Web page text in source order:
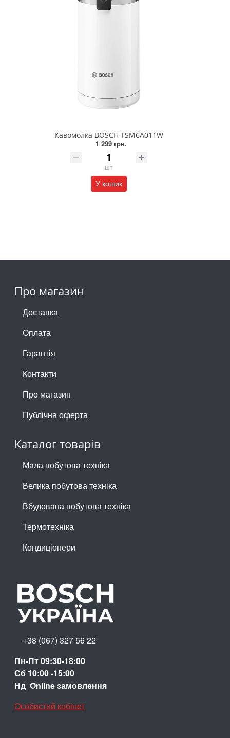
Кавомолка BOSCH TSM6A011W
1 299 грн.
шт
У кошик
Про магазин
Доставка
Оплата
Гарантія
Контакти
Про магазин
Публічна оферта
Каталог товарів
Мала побутова техніка
Велика побутова техніка
Вбудована побутова техніка
Термотехніка
Кондиціонери
+38 (067) 327 56 22
Пн-Пт 09:30-18:00
Сб 10:00 -15:00
Нд Online замовлення
Особистий кабінет